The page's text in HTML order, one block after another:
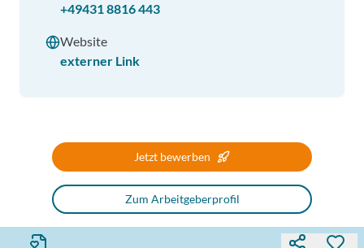
+49431 8816 443
Website
externer Link
Jetzt bewerben
Zum Arbeitgeberprofil